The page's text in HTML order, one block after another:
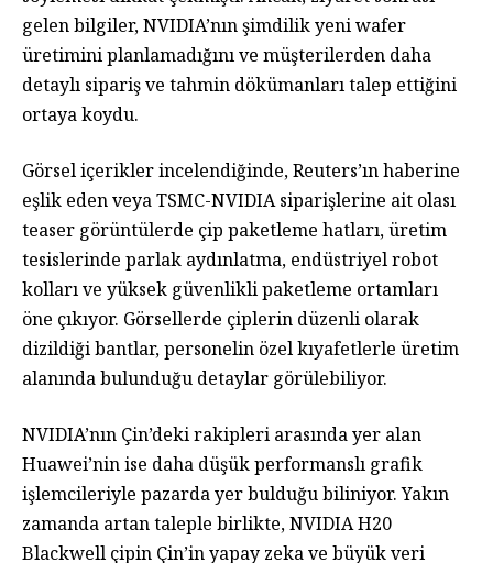
gelen bilgiler, NVIDIA’nın şimdilik yeni wafer
üretimini planlamadığını ve müşterilerden daha
detaylı sipariş ve tahmin dökümanları talep ettiğini
ortaya koydu.
Görsel içerikler incelendiğinde, Reuters’ın haberine
eşlik eden veya TSMC-NVIDIA siparişlerine ait olası
teaser görüntülerde çip paketleme hatları, üretim
tesislerinde parlak aydınlatma, endüstriyel robot
kolları ve yüksek güvenlikli paketleme ortamları
öne çıkıyor. Görsellerde çiplerin düzenli olarak
dizildiği bantlar, personelin özel kıyafetlerle üretim
alanında bulunduğu detaylar görülebiliyor.
NVIDIA’nın Çin’deki rakipleri arasında yer alan
Huawei’nin ise daha düşük performanslı grafik
işlemcileriyle pazarda yer bulduğu biliniyor. Yakın
zamanda artan taleple birlikte, NVIDIA H20
Blackwell çipin Çin’in yapay zeka ve büyük veri